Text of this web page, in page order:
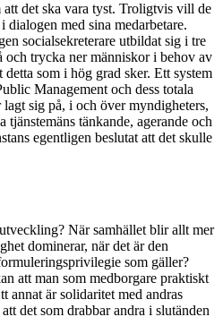
det ska vara tyst. Troligtvis vill de
med sina medarbetare.
socialsekreterare utbildat sig i tre
och trycka ner människor i behov av
som i hög grad sker. Ett system
Management och dess totala
sig på, i och över myndigheters,
tjänstemäns tänkande, agerande och
egentligen beslutat att det skulle
När samhället blir allt mer
dominerar, när det är den
som gäller?
att man som medborgare praktiskt
annat är solidaritet med andras
det som drabbar andra i slutänden